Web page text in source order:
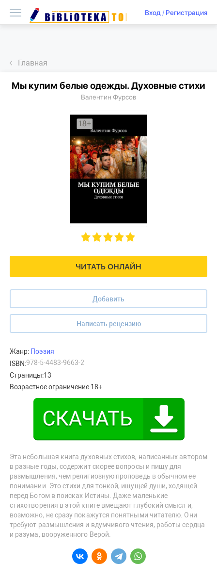
Вход/ Регистрация
Главная
ЧИТАТЬ ОНЛАЙН
Добавить
Написать рецензию
Мы купим белые одежды. Духовные стихи
Валентин Фурсов
Жанр: Поэзия
ISBN:978-5-4483-9663-2
Страницы:13
Возрастное ограничение:18+
Эта небольшая книга духовных стихов, написанных автором
в разные годы, содержит скорее вопросы и пищу для
размышления, чем религиозную проповедь в обычном ее
понимании. Это стихи для тонкой, ищущей души, ходящей
перед Богом в поисках Истины. Даже маленькие
стихотворения в этой книге вмещают глубокий смысл и,
возможно, не сразу покажутся понятными читателю. Они
требуют размышления и вдумчивого чтения, работы сердца
и разума, вооруженного Верой.